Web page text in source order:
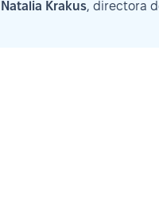
Natalia Krakus, directora